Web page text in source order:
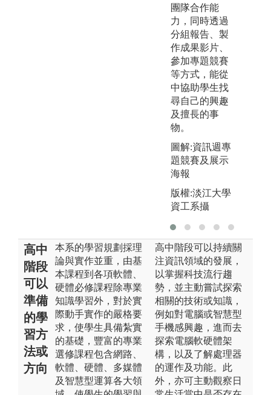
團隊合作能
力，同時透過
分組報告、製
作成果影片、
參加專題競賽
等方式，能從
中協助學生找
尋自己的興趣
及擅長的事
物。
圖解:資訊週專
題競賽及展示
海報
版權:淡江大學
資工系攝
高中
階段
可以
準備
的學
習方
法或
方向
本系的學習規劃採理
論與實作並重，由基
本課程到各項軟體、
硬體必修課程除專業
知識學習外，對於實
際動手實作的嚴格要
求，使學生具備紮實
的基礎，豐富的專業
選修課程包含網路、
軟體、硬體、多媒體
及智慧型運算各大領
高中階段可以持續關
注資訊領域的發展，
以掌握科技流行趨
勢，並主動嘗試探索
相關的技術或知識，
例如對電腦或智慧型
手機感興趣，進而去
探索電腦軟硬體架
構，以及了解處理器
的運作及功能。此
外，亦可主動觀察日